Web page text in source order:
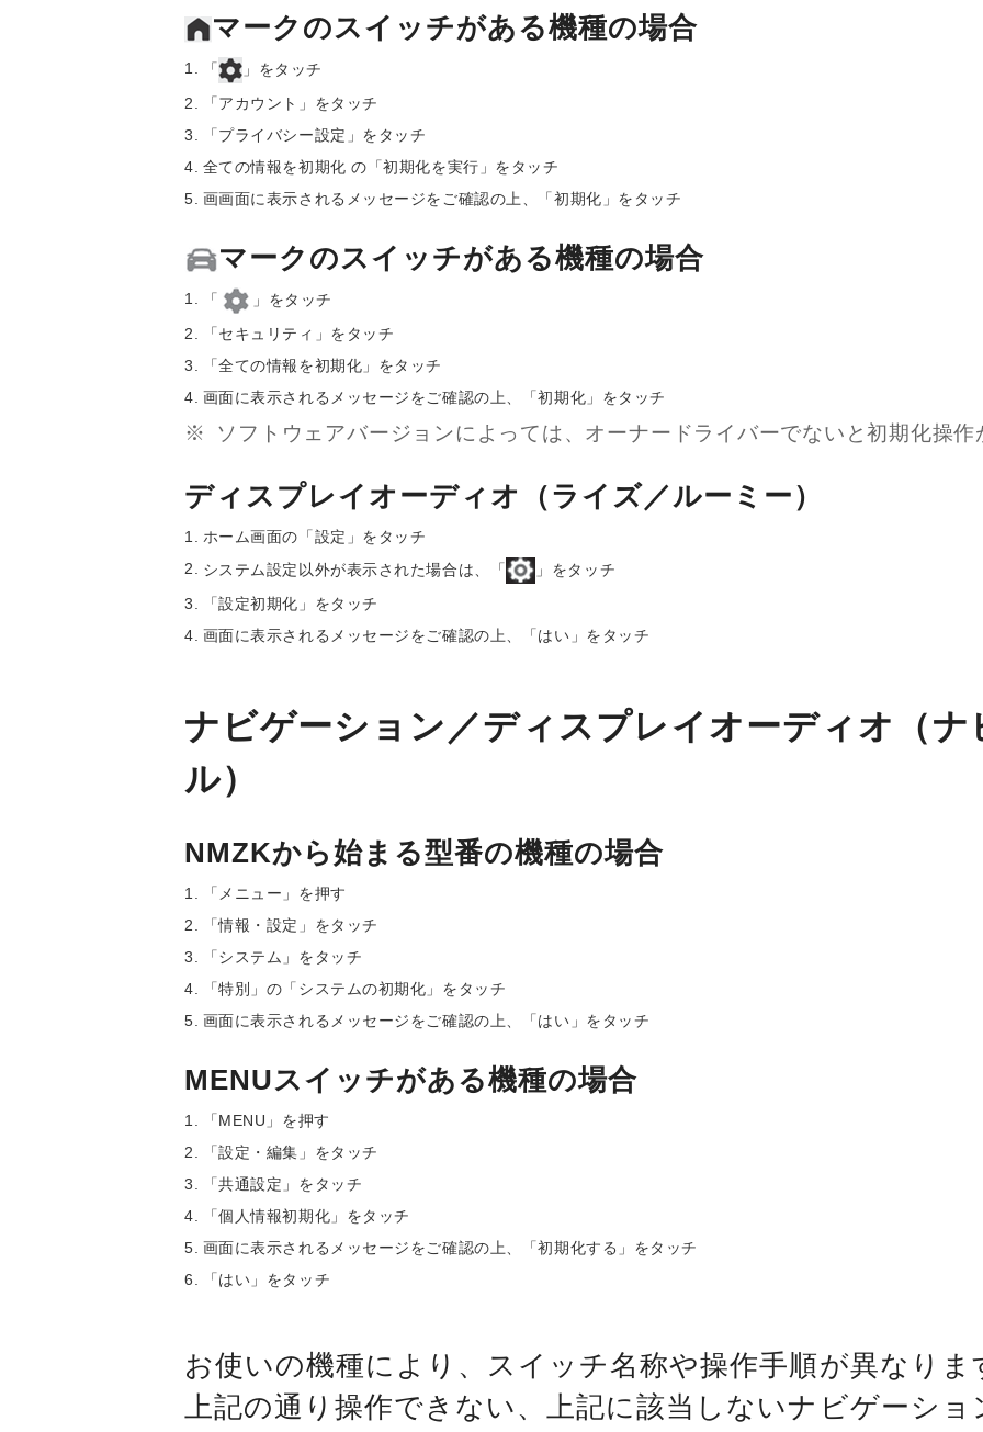
マークのスイッチがある機種の場合
「
」をタッチ
「アカウント」をタッチ
「プライバシー設定」をタッチ
全ての情報を初期化 の「初期化を実行」をタッチ
画画面に表示されるメッセージをご確認の上、「初期化」をタッチ
マークのスイッチがある機種の場合
「
」をタッチ
「セキュリティ」をタッチ
「全ての情報を初期化」をタッチ
画面に表示されるメッセージをご確認の上、「初期化」をタッチ
ソフトウェアバージョンによっては、オーナードライバーでないと初期化操作
ディスプレイオーディオ（ライズ／ルーミー）
ホーム画面の「設定」をタッチ
システム設定以外が表示された場合は、「
」をタッチ
「設定初期化」をタッチ
画面に表示されるメッセージをご確認の上、「はい」をタッチ
ナビゲーション／ディスプレイオーディオ（
ル）
NMZKから始まる型番の機種の場合
「メニュー」を押す
「情報・設定」をタッチ
「システム」をタッチ
「特別」の「システムの初期化」をタッチ
画面に表示されるメッセージをご確認の上、「はい」をタッチ
MENUスイッチがある機種の場合
「MENU」を押す
「設定・編集」をタッチ
「共通設定」をタッチ
「個人情報初期化」をタッチ
画面に表示されるメッセージをご確認の上、「初期化する」をタッチ
「はい」をタッチ
お使いの機種により、スイッチ名称や操作手順が異なりま
上記の通り操作できない、上記に該当しないナビゲーショ